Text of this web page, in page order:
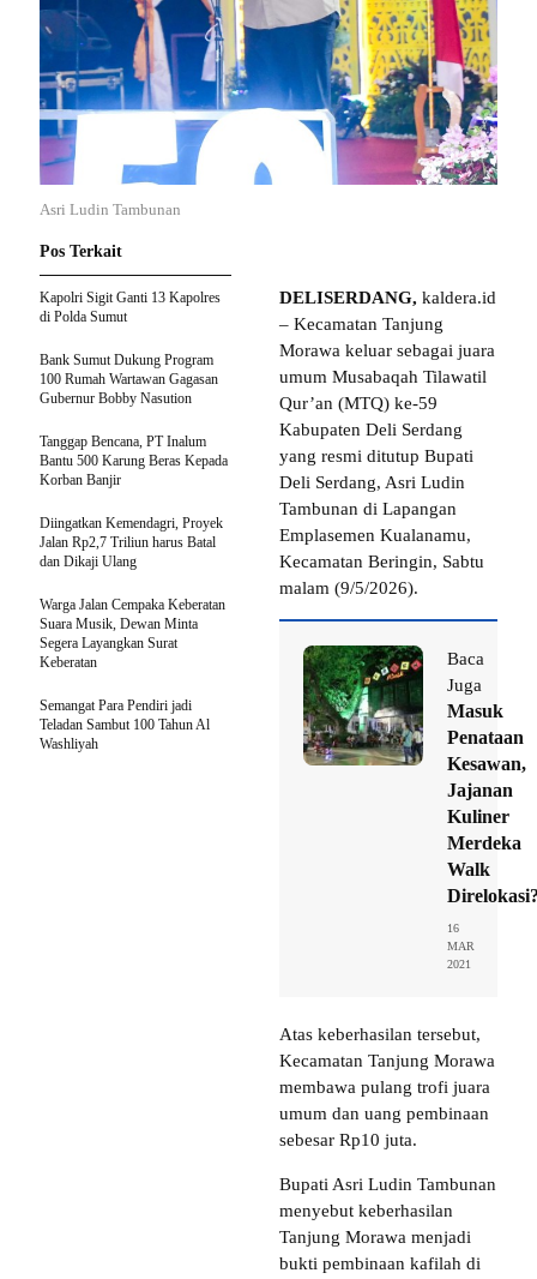
Asri Ludin Tambunan
DELISERDANG, kaldera.id
– Kecamatan Tanjung
Morawa keluar sebagai juara
umum Musabaqah Tilawatil
Qur’an (MTQ) ke-59
Kabupaten Deli Serdang
yang resmi ditutup Bupati
Deli Serdang, Asri Ludin
Tambunan di Lapangan
Emplasemen Kualanamu,
Kecamatan Beringin, Sabtu
malam (9/5/2026).
Baca
Juga
Masuk
Penataan
Kesawan,
Jajanan
Kuliner
Merdeka
Walk
16
MAR
2021
Atas keberhasilan tersebut,
Kecamatan Tanjung Morawa
membawa pulang trofi juara
umum dan uang pembinaan
sebesar Rp10 juta.
Bupati Asri Ludin Tambunan
menyebut keberhasilan
Tanjung Morawa menjadi
bukti pembinaan kafilah di
Pos Terkait
Kapolri Sigit Ganti 13 Kapolres
di Polda Sumut
Bank Sumut Dukung Program
100 Rumah Wartawan Gagasan
Gubernur Bobby Nasution
Tanggap Bencana, PT Inalum
Bantu 500 Karung Beras Kepada
Korban Banjir
Diingatkan Kemendagri, Proyek
Jalan Rp2,7 Triliun harus Batal
dan Dikaji Ulang
Warga Jalan Cempaka Keberatan
Suara Musik, Dewan Minta
Segera Layangkan Surat
Keberatan
Semangat Para Pendiri jadi
Teladan Sambut 100 Tahun Al
Washliyah